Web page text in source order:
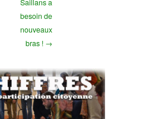
Saillans a
besoin de
nouveaux
bras ! →